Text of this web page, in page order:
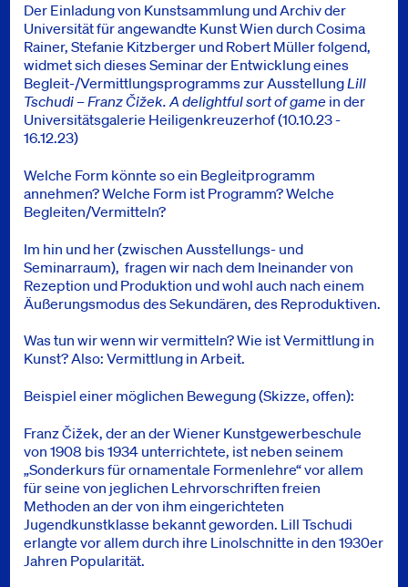
Der Einladung von Kunstsammlung und Archiv der
Universität für angewandte Kunst Wien durch Cosima
Rainer, Stefanie Kitzberger und Robert Müller folgend,
widmet sich dieses Seminar der Entwicklung eines
Begleit-/Vermittlungsprogramms zur AusstellungLill
Tschudi – Franz Čižek. A delightful sort of game in der
Universitätsgalerie Heiligenkreuzerhof (10.10.23 -
16.12.23)
Welche Form könnte so ein Begleitprogramm
annehmen? Welche Form ist Programm? Welche
Begleiten/Vermitteln?
Im hin und her (zwischen Ausstellungs- und
Seminarraum), fragen wir nach dem Ineinander von
Rezeption und Produktion und wohl auch nach einem
Äußerungsmodus des Sekundären, des Reproduktiven.
Was tun wir wenn wir vermitteln? Wie ist Vermittlung in
Kunst? Also: Vermittlung in Arbeit.
Beispiel einer möglichen Bewegung (Skizze, offen):
Franz Čižek, der an der Wiener Kunstgewerbeschule
von 1908 bis 1934 unterrichtete, ist neben seinem
„Sonderkurs für ornamentale Formenlehre“ vor allem
für seine von jeglichen Lehrvorschriften freien
Methoden an der von ihm eingerichteten
Jugendkunstklasse bekannt geworden. Lill Tschudi
erlangte vor allem durch ihre Linolschnitte in den 1930er
Jahren Popularität.